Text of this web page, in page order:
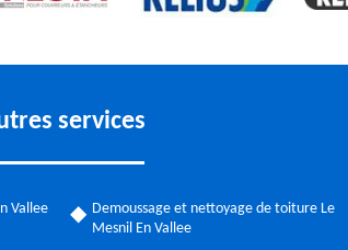
services
Vallee
Demoussage et nettoyage de toiture Le
Mesnil En Vallee